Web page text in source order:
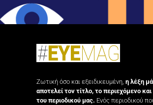
Ζωτική όσο και εξειδικευμένη, η λέξη
αποτελεί τον τίτλο, το περιεχόμενο
του περιοδικού μας. Ενός περιοδικού